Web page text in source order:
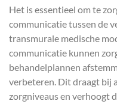
Het is essentieel om te
communicatie tussen de
transmurale medische
communicatie kunnen
behandelplannen
verbeteren. Dit draagt bij
zorgniveaus en verhoogt